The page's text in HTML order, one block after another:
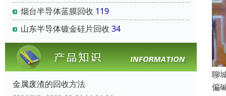
烟台半导体蓝膜回收 119
山东半导体镀金硅片回收 34
金属废渣的回收方法
聊
偏